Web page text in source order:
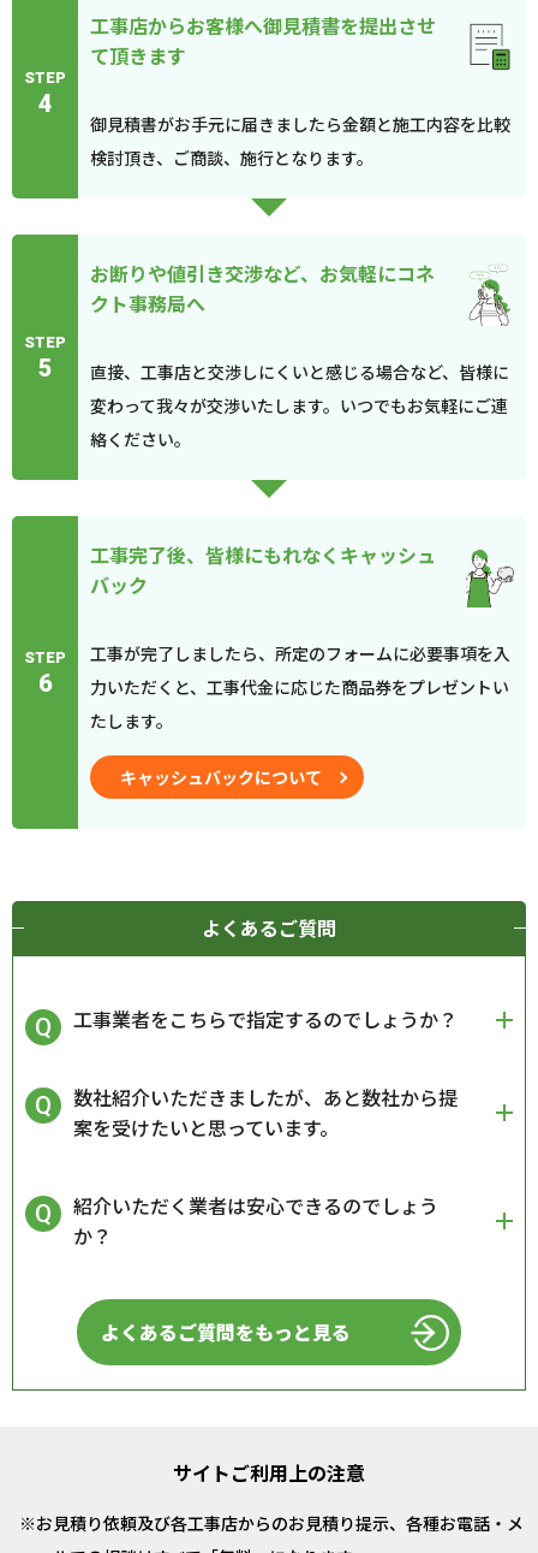
STEP
4
工事店からお客様へ御見積書を提出させ
て頂きます
御見積書がお手元に届きましたら金額と施工内容を比較
検討頂き、ご商談、施行となります。
STEP
5
お断りや値引き交渉など、お気軽にコネ
クト事務局へ
直接、工事店と交渉しにくいと感じる場合など、皆様に
変わって我々が交渉いたします。いつでもお気軽にご連
絡ください。
STEP
6
工事完了後、皆様にもれなくキャッシュ
バック
工事が完了しましたら、所定のフォームに必要事項を入
力いただくと、工事代金に応じた商品券をプレゼントい
たします。
キャッシュバックについて
よくあるご質問
工事業者をこちらで指定するのでしょうか？
数社紹介いただきましたが、あと数社から提
案を受けたいと思っています。
紹介いただく業者は安心できるのでしょう
か？
よくあるご質問をもっと見る
サイトご利用上の注意
お見積り依頼及び各工事店からのお見積り提示、各種お電話・メ